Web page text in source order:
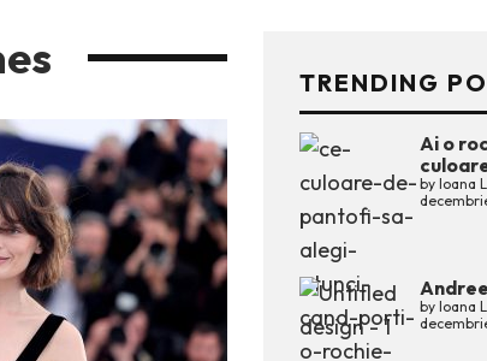
TRENDING
Ai o
by Ioana
by Ioana